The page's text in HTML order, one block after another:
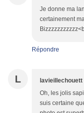
Je donne ma
certainement
Répondre
L lavieillechouett
Oh, les jolis
suis certaine